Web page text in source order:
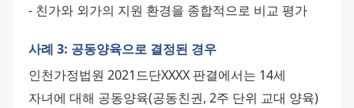
- 친가와 외가의 지원 환경을 종합적으로 비교 평가
사례 3: 공동양육으로 결정된 경우
인천가정법원 2021드단XXXX 판결에서는 14세
자녀에 대해 공동양육(공동친권, 2주 단위 교대 양육)